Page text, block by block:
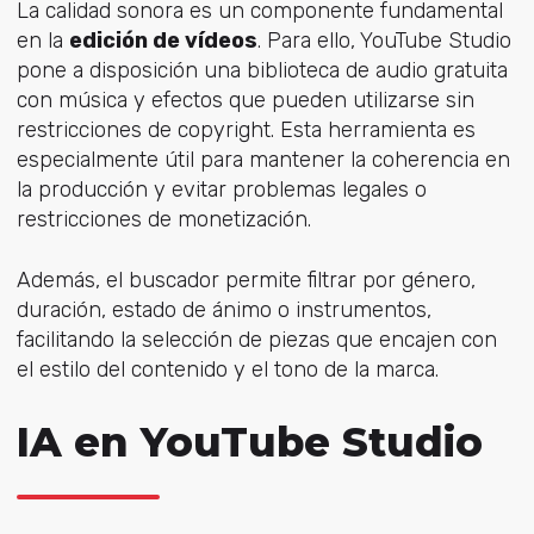
La calidad sonora es un componente fundamental
en la edición de vídeos. Para ello, YouTube Studio
pone a disposición una biblioteca de audio gratuita
con música y efectos que pueden utilizarse sin
restricciones de copyright. Esta herramienta es
especialmente útil para mantener la coherencia en
la producción y evitar problemas legales o
restricciones de monetización.
Además, el buscador permite filtrar por género,
duración, estado de ánimo o instrumentos,
facilitando la selección de piezas que encajen con
el estilo del contenido y el tono de la marca.
IA en YouTube Studio